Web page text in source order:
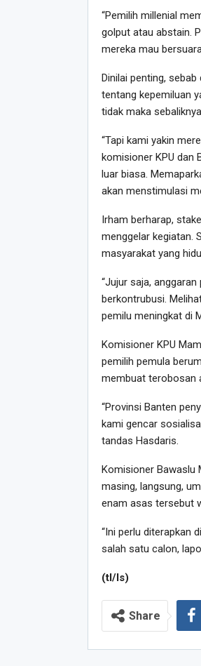
“Pemilih millenial
golput atau abstain.
mereka mau
Dinilai penting,
tentang kepemiluan
tidak maka
“Tapi kami yakin
komisioner KPU dan
luar biasa.
akan menstimulasi
Irham berharap,
menggelar kegiatan.
masyarakat yang
“Jujur saja,
berkontrubusi.
pemilu meningkat di
Komisioner KPU
pemilih pemula
membuat terobosan
“Provinsi Banten
kami gencar
tandas Hasdaris.
Komisioner Bawaslu
masing, langsung,
enam asas tersebut
“Ini perlu diterapkan
salah satu calon,
(tl/ls)
Share